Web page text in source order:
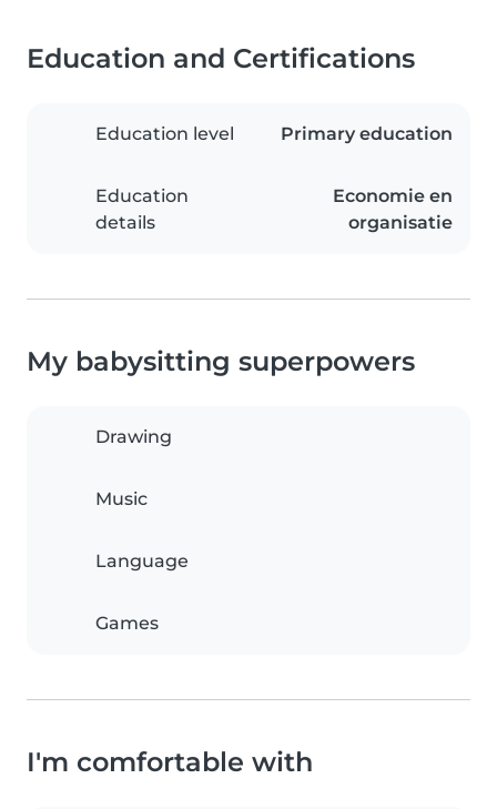
Education and Certifications
Education level Primary education
Education
details
Economie en
organisatie
My babysitting superpowers
Drawing
Music
Language
Games
I'm comfortable with